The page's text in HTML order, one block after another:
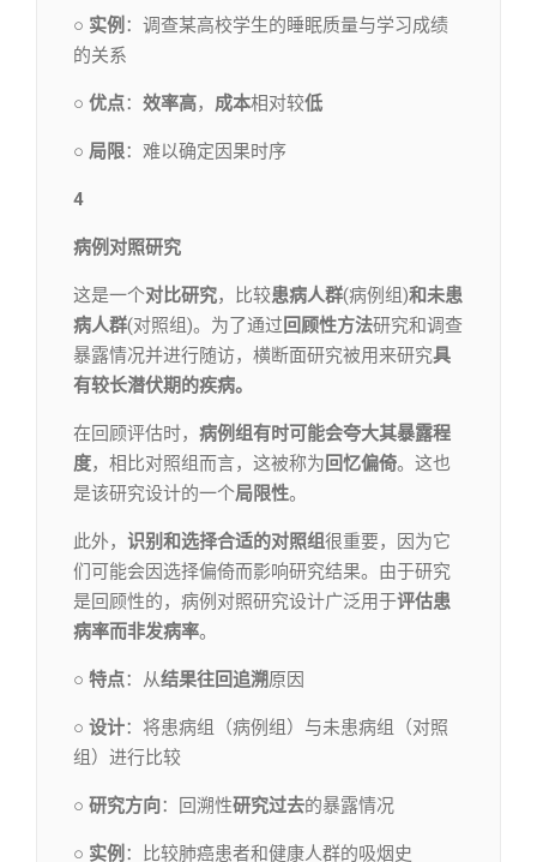
○ 实例 ：调查某高校学生的睡眠质量与学习成绩
的关系
○ 优点： 效率高， 成本相对较低
○ 局限：难以确定因果时序
4
病例对照研究
这是一个对比研究，比较患病人群(病例组)和未患
病人群(对照组)。为了通过 回顾性方法研究和调查
暴露情况并进行随访，横断面研究被用来研究具
有较长潜伏期的疾病。
在回顾评估时， 病例组有时可能会夸大其暴露程
度，相比对照组而言，这被称为 回忆偏倚。这也
是该研究设计的一个局限性。
此外， 识别和选择合适的对照组很重要，因为它
们可能会因选择偏倚而影响研究结果。由于研究
是回顾性的，病例对照研究设计广泛用于评估患
病率而非发病率。
○ 特点：从结果往回追溯原因
○ 设计：将患病组（病例组）与未患病组（对照
组）进行比较
○ 研究方向：回溯性研究过去的暴露情况
○ 实例 ：比较肺癌患者和健康人群的吸烟史